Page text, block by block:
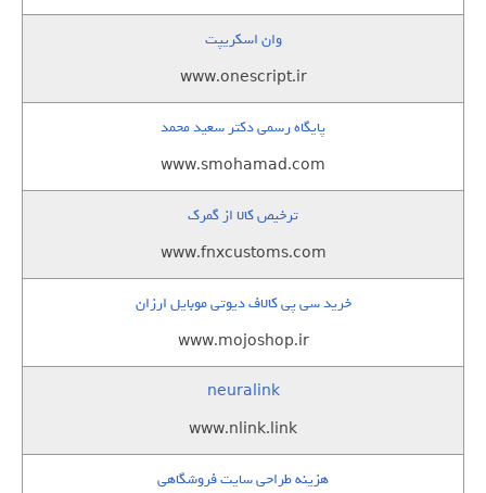
وان اسکریپت
www.onescript.ir
پایگاه رسمی دکتر سعید محمد
www.smohamad.com
ترخیص کالا از گمرک
www.fnxcustoms.com
خرید سی پی کالاف دیوتی موبایل ارزان
www.mojoshop.ir
neuralink
www.nlink.link
هزینه طراحی سایت فروشگاهی